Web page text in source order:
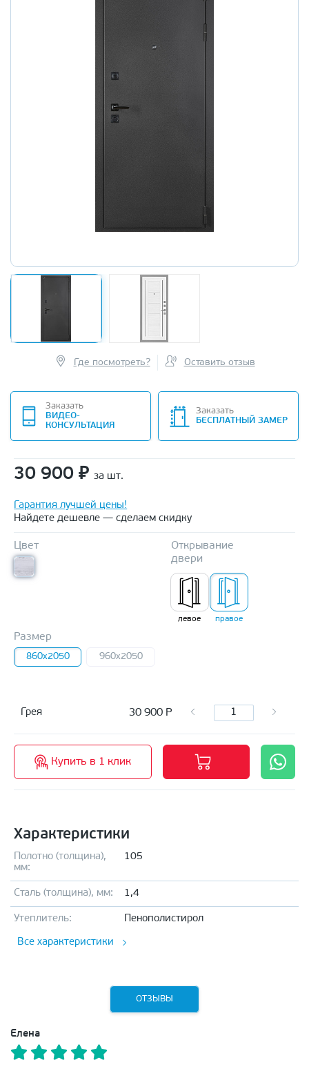
Где посмотреть? Оставить отзыв
Заказать
ВИДЕО-
КОНСУЛЬТАЦИЯ
Заказать
БЕСПЛАТНЫЙ ЗАМЕР
30 900 ₽ за шт.
Гарантия лучшей цены!
Найдете дешевле — сделаем скидку
Цвет
Открывание
двери
левое правое
Размер
860x2050 960x2050
Грея 30 900 Р
Купить в 1 клик
Характеристики
Полотно (толщина),
мм:
105
Сталь (толщина), мм: 1,4
Утеплитель: Пенополистирол
Все характеристики
ОТЗЫВЫ
Елена